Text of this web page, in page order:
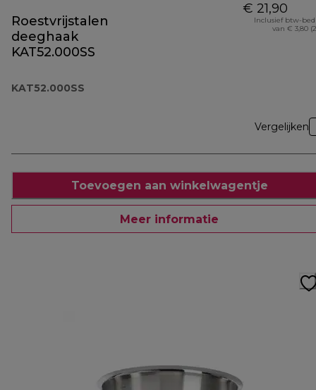
Roestvrijstalen
deeghaak
KAT52.000SS
KAT52.000SS
€ 21,90
Inclusief btw-
van € 3,80
Vergelijken
Toevoegen aan winkelwagentje
Meer informatie